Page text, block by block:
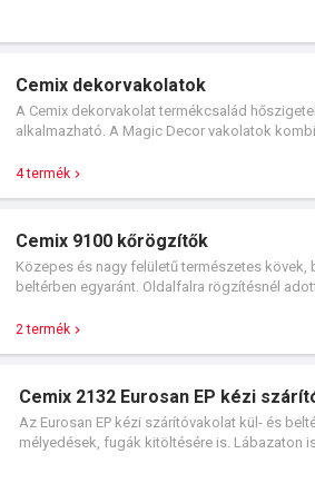
Cemix dekorvakolatok
A Cemix dekorvakolat termékcsalád
alkalmazható. A Magic Decor vakolatok
4 termék
Cemix 9100 kőrögzítők
Közepes és nagy felületű természetes
beltérben egyaránt. Oldalfalra rögzítésnél
2 termék
Cemix 2132 Eurosan EP kézi
Az Eurosan EP kézi szárítóvakolat kül- és
mélyedések, fugák kitöltésére is. Lábazaton